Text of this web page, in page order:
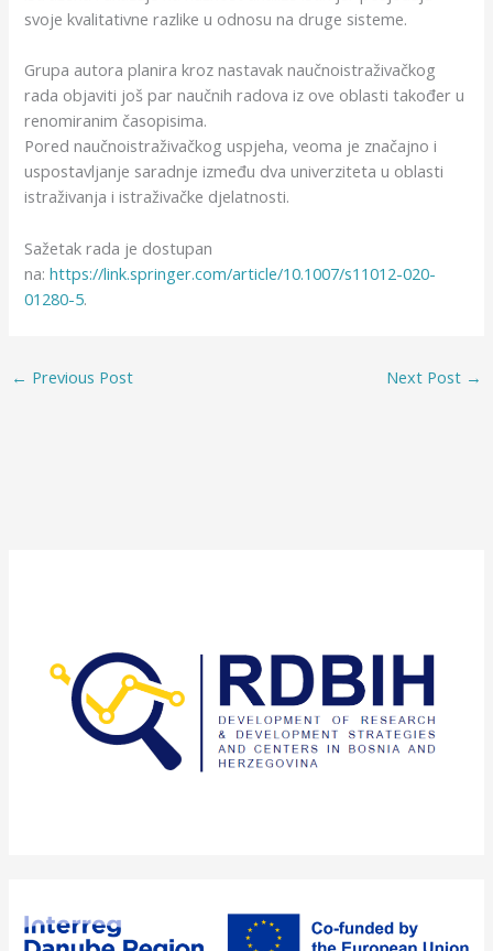
svoje kvalitativne razlike u odnosu na druge sisteme.
Grupa autora planira kroz nastavak naučnoistraživačkog
rada objaviti još par naučnih radova iz ove oblasti također u
renomiranim časopisima.
Pored naučnoistraživačkog uspjeha, veoma je značajno i
uspostavljanje saradnje između dva univerziteta u oblasti
istraživanja i istraživačke djelatnosti.
Sažetak rada je dostupan
na:https://link.springer.com/article/10.1007/s11012-020-
01280-5.
← Previous Post Next Post →